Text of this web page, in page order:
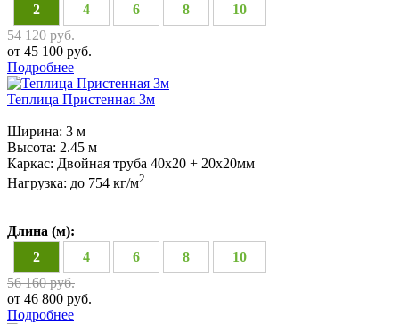
2
4 6 8
10
54 120 руб.
от 45 100 руб.
Подробнее
Теплица Пристенная 3м
Ширина: 3 м
Высота: 2.45 м
Каркас: Двойная труба 40х20 + 20х20мм
Нагрузка: до 754 кг/м2
Длина (м):
2
4 6 8
10
56 160 руб.
от 46 800 руб.
Подробнее